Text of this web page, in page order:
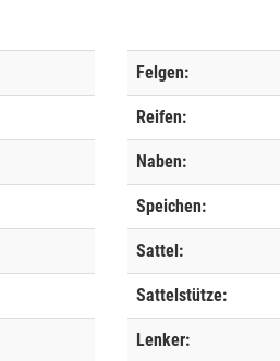
Felgen:
Reifen:
Naben:
Speichen:
Sattel:
Sattelstütze:
Lenker: